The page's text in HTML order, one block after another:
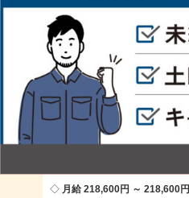
月給 218,600円 ～ 218,600円